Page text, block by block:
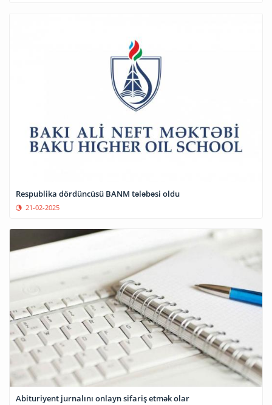
Respublika dördüncüsü BANM tələbəsi oldu
21-02-2025
Abituriyent jurnalını onlayn sifariş etmək olar